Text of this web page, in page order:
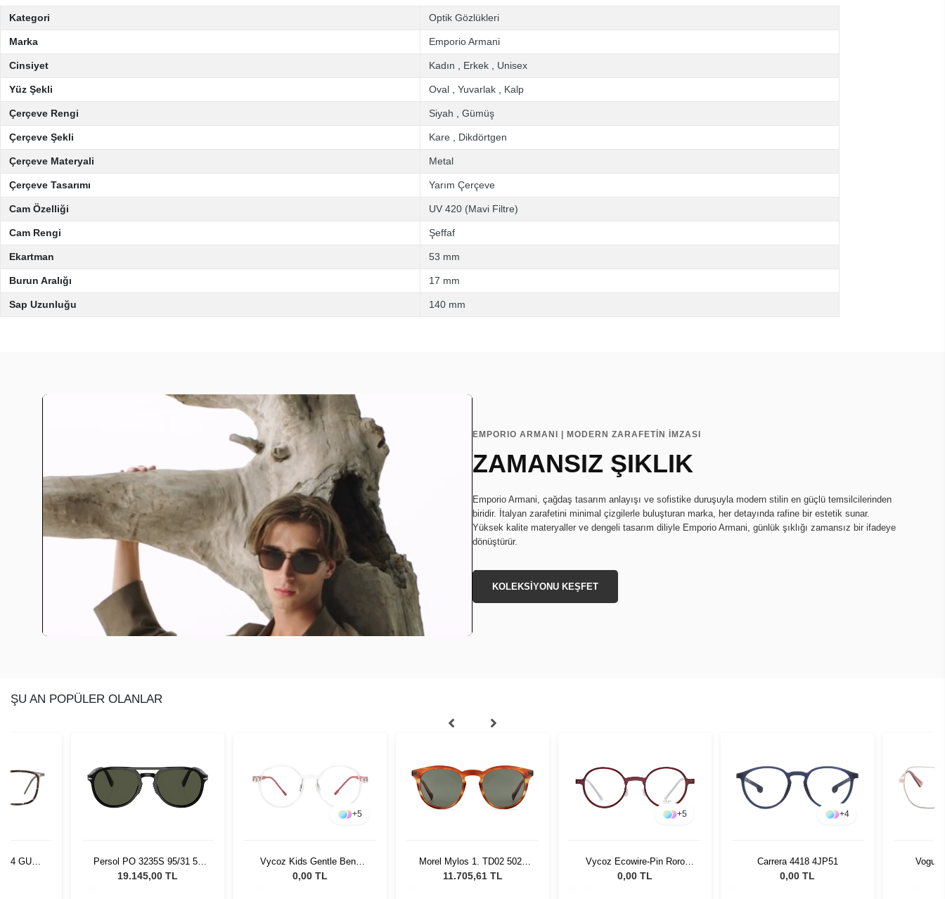
Kategori Optik Gözlükleri
Marka Emporio Armani
Cinsiyet Kadın Erkek Unisex
Yüz Şekli Oval Yuvarlak Kalp
Çerçeve Rengi Siyah Gümüş
Çerçeve Şekli Kare Dikdörtgen
Çerçeve Materyali Metal
Çerçeve Tasarımı Yarım Çerçeve
Cam Özelliği UV 420 (Mavi Filtre)
Cam Rengi Şeffaf
Ekartman 53 mm
Burun Aralığı 17 mm
Sap Uzunluğu 140 mm
EMPORIO ARMANI | MODERN ZARAFETİN İMZASI
ZAMANSIZ ŞIKLIK
Emporio Armani, çağdaş tasarım anlayışı ve sofistike duruşuyla modern stilin en güçlü temsilcilerinden
biridir. İtalyan zarafetini minimal çizgilerle buluşturan marka, her detayında rafine bir estetik sunar.
Yüksek kalite materyaller ve dengeli tasarım diliyle Emporio Armani, günlük şıklığı zamansız bir ifadeye
dönüştürür.
KOLEKSİYONU KEŞFET
ŞU AN POPÜLER OLANLAR
GUN-
Persol PO 3235S 95/31 55
Unisex Güneş Gözlüğü
19.145,00 TL
+5
Vycoz Kids Gentle Benn
CRT 46-17 135
0,00 TL
Morel Mylos 1. TD02 5021
Unisex Güneş Gözlüğü
11.705,61 TL
+5
Vycoz Ecowire-Pin Roro
RED 46-22 51526
0,00 TL
+4
Carrera 4418 4JP51
0,00 TL
Vogue